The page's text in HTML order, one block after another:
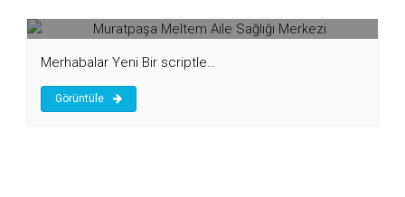
Merhabalar Yeni Bir scriptle…
Görüntüle